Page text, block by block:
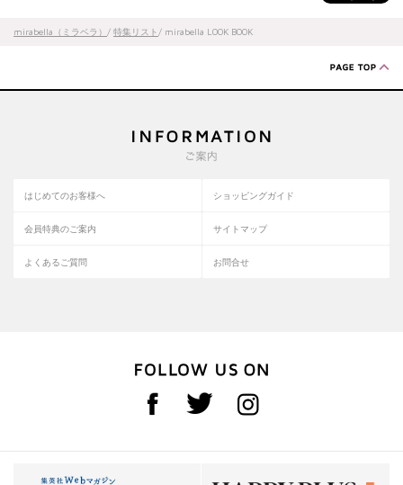
mirabella（ミラベラ） / 特集リスト / mirabella LOOK BOOK
はじめてのお客様へ ショッピングガイド
会員特典のご案内 サイトマップ
よくあるご質問 お問合せ